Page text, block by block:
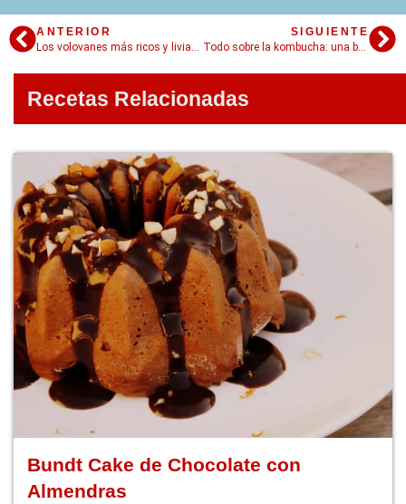
ANTERIOR
Los volovanes más ricos y livianos que vas a probar en tu vida
SIGUIENTE
Todo sobre la kombucha: una bebida muy top
Recetas Relacionadas
Bundt Cake de Chocolate con
Almendras